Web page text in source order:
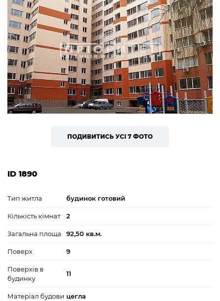
ПОДИВИТИСЬ УСІ 7 ФОТО
ID 1890
Тип житла будинок готовий
Кількість кімнат 2
Загальна площа 92,50 кв.м.
Поверх 9
Поверхів в
будинку
11
Матеріал будови цегла